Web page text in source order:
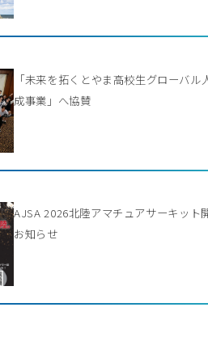
「未来を拓くとやま高校生グローバル
成事業」へ協賛
AJSA 2026北陸アマチュアサーキット
お知らせ